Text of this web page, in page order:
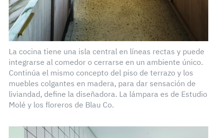
La cocina tiene una isla central en líneas rectas y puede
integrarse al comedor o cerrarse en un ambiente único.
Continúa el mismo concepto del piso de terrazo y los
muebles colgantes en madera, para dar sensación de
liviandad, define la diseñadora. La lámpara es de Estudio
Molé y los floreros de Blau Co.